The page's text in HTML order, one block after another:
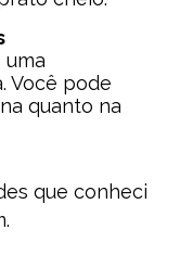
uma
Você pode
quanto na
que conheci